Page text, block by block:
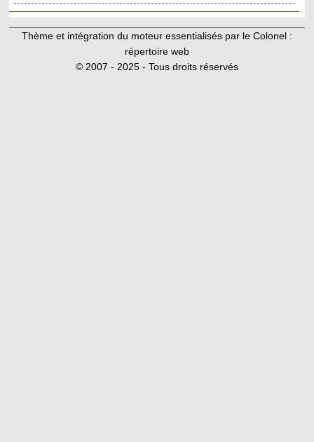
Thème et intégration du moteur essentialisés par le Colonel :
répertoire web
© 2007 - 2025 - Tous droits réservés